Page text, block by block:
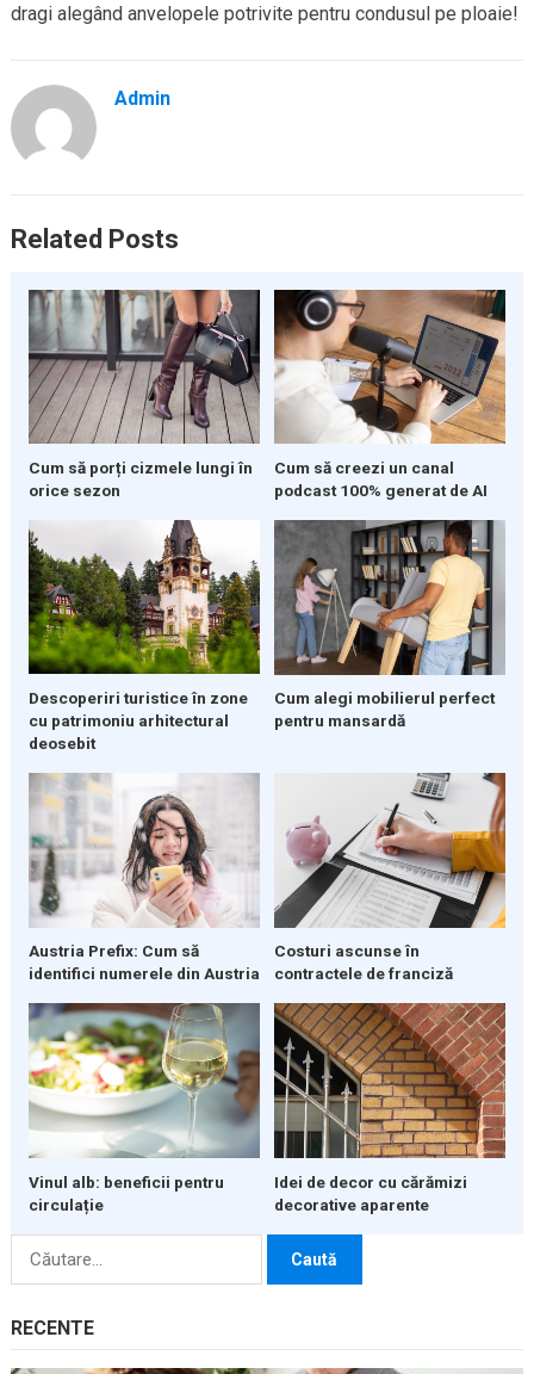
dragi alegând anvelopele potrivite pentru condusul pe ploaie!
Admin
Related Posts
Cum să porți cizmele lungi în
orice sezon
Cum să creezi un canal
podcast 100% generat de AI
Descoperiri turistice în zone
cu patrimoniu arhitectural
deosebit
Cum alegi mobilierul perfect
pentru mansardă
Austria Prefix: Cum să
identifici numerele din Austria
Costuri ascunse în
contractele de franciză
Vinul alb: beneficii pentru
circulație
Idei de decor cu cărămizi
decorative aparente
Caută
RECENTE